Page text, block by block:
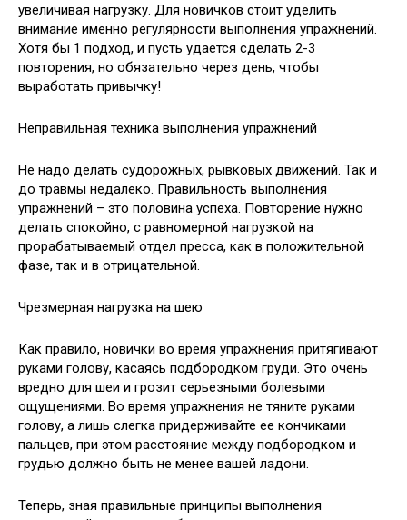
увеличивая нагрузку. Для новичков стоит уделить
внимание именно регулярности выполнения упражнений.
Хотя бы 1 подход, и пусть удается сделать 2-3
повторения, но обязательно через день, чтобы
выработать привычку!
Неправильная техника выполнения упражнений
Не надо делать судорожных, рывковых движений. Так и
до травмы недалеко. Правильность выполнения
упражнений – это половина успеха. Повторение нужно
делать спокойно, с равномерной нагрузкой на
прорабатываемый отдел пресса, как в положительной
фазе, так и в отрицательной.
Чрезмерная нагрузка на шею
Как правило, новички во время упражнения притягивают
руками голову, касаясь подбородком груди. Это очень
вредно для шеи и грозит серьезными болевыми
ощущениями. Во время упражнения не тяните руками
голову, а лишь слегка придерживайте ее кончиками
пальцев, при этом расстояние между подбородком и
грудью должно быть не менее вашей ладони.
Теперь, зная правильные принципы выполнения